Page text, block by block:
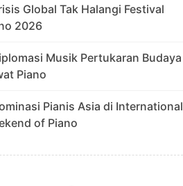
Global Tak Halangi Festival
2026
Musik Pertukaran Budaya
Piano
Pianis Asia di International
of Piano